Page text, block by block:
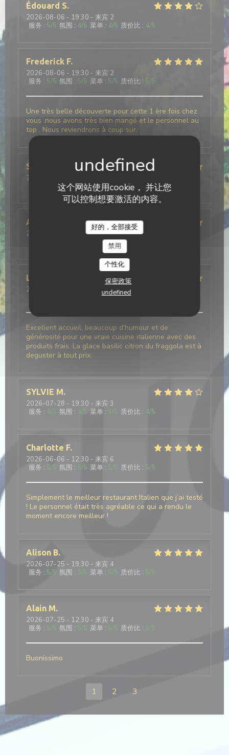
这个网站使用cookie， 并让您
可以控制想要激活的内容。
好的，全部接受
禁用
个性化
保密政策
undefined
Édouard S
2026-08-06 - 19:30 - 来宾 2
服务 : 5/5 氛围 : 4/5 菜单 : 4/5 质价比 : 4/5
Frederick F
2026-08-06 - 19:30 - 来宾 2
服务 : 5/5 氛围 : 5/5 菜单 : 5/5 质价比 : 5 /5
Une très belle découverte pour cette 1 ère fois chez
vous .nous avons très bien mangé et le personnel au
top . Nous reviendrons à coup sur.
Stephanie
2026-08-06
氛围:4/5 菜单:5/5 质价比 4/5
Aymeric
2026-08-01
- 20:00 - 来宾 2
菜单:4/5 质价比
Ludovic
2026-08-01
- 20:00 - 来宾 2
菜单:5/5 质价比
Excellent accueil, beaucoup d'humour et de
générosité pour une vraie cuisine italienne avec des
produits frais. La glace basilic citron du fraggola est à
deguster à tout prix.
SYLVIE M
2026-07-28 - 19:30 - 来宾 3
服务 : 氛围 : /5 菜单 : 质价比 : 4/5
Charlotte F
2026-06-06 - 12:30 - 来宾 6
服务 : 5/5 氛围 : 5/5 菜单 : 质价比 : 5/5
Simplement le meilleur restaurant Italien que j’ai testé
! Le personnel était très agréable ce qui a rendu le
moment encore meilleur !
Alison B
2026-07-25 - 19:30 - 来宾 4
服务 : 5/5 氛围 : 菜单 : 质价比 :
Alain M
2026-07-25 - 12:30 - 来宾 4
服务 : 氛围 : 菜单 : 质价比 :
Buonissimo
1 2 3